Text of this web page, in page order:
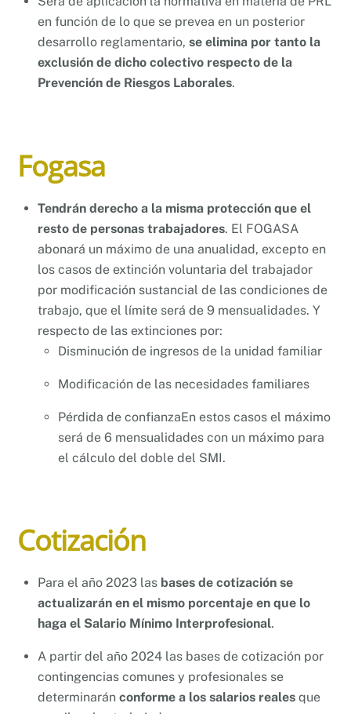
en función de lo que se prevea en un posterior
desarrollo reglamentario, se elimina por tanto la
exclusión de dicho colectivo respecto de la
Prevención de Riesgos Laborales.
Fogasa
Tendrán derecho a la misma protección que el
resto de personas trabajadores. El FOGASA
abonará un máximo de una anualidad, excepto en
los casos de extinción voluntaria del trabajador
por modificación sustancial de las condiciones de
trabajo, que el límite será de 9 mensualidades. Y
respecto de las extinciones por:
Disminución de ingresos de la unidad familiar
Modificación de las necesidades familiares
Pérdida de confianzaEn estos casos el máximo
será de 6 mensualidades con un máximo para
el cálculo del doble del SMI.
Cotización
Para el año 2023 las bases de cotización se
actualizarán en el mismo porcentaje en que lo
haga el Salario Mínimo Interprofesional.
A partir del año 2024 las bases de cotización por
contingencias comunes y profesionales se
determinarán conforme a los salarios reales que